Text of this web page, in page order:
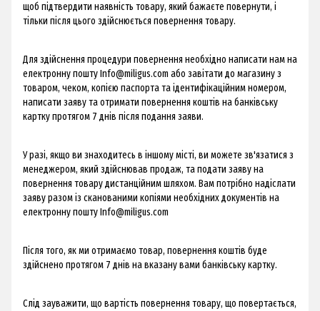
щоб підтвердити наявність товару, який бажаєте повернути, і
тільки після цього здійснюється повернення товару.
Для здійснення процедури повернення необхідно написати нам на
електронну поштуInfo@miligus.com або завітати до магазину з
товаром, чеком, копією паспорта та ідентифікаційним номером,
написати заяву та отримати повернення коштів на банківську
картку протягом 7 днів після подання заяви.
У разі, якщо ви знаходитесь в іншому місті, ви можете зв'язатися з
менеджером, який здійснював продаж, та подати заяву на
повернення товару дистанційним шляхом. Вам потрібно надіслати
заяву разом із сканованими копіями необхідних документів на
електронну поштуInfo@miligus.com
Після того, як ми отримаємо товар, повернення коштів буде
здійснено протягом 7 днів на вказану вами банківську картку.
Слід зауважити, що вартість повернення товару, що повертається,